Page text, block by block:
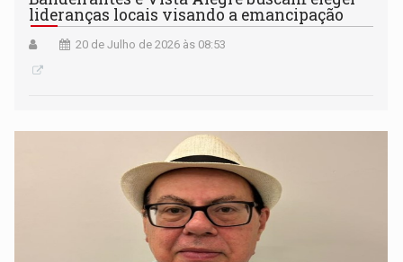
lideranças locais visando a emancipação
20 de Julho de 2026 às 08:53